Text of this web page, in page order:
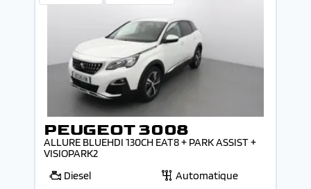
PEUGEOT 3008
ALLURE BLUEHDI 130CH EAT8 + PARK ASSIST +
VISIOPARK2
Diesel
Automatique